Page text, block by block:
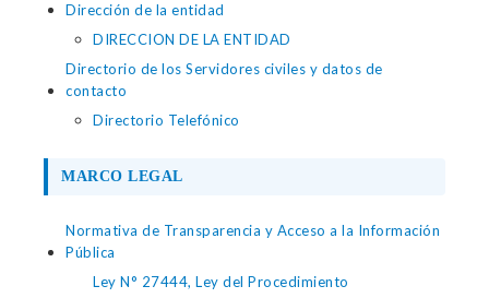
Dirección de la entidad
DIRECCION DE LA ENTIDAD
Directorio de los Servidores civiles y datos de
contacto
Directorio Telefónico
MARCO LEGAL
Normativa de Transparencia y Acceso a la Información
Pública
Ley N° 27444, Ley del Procedimiento